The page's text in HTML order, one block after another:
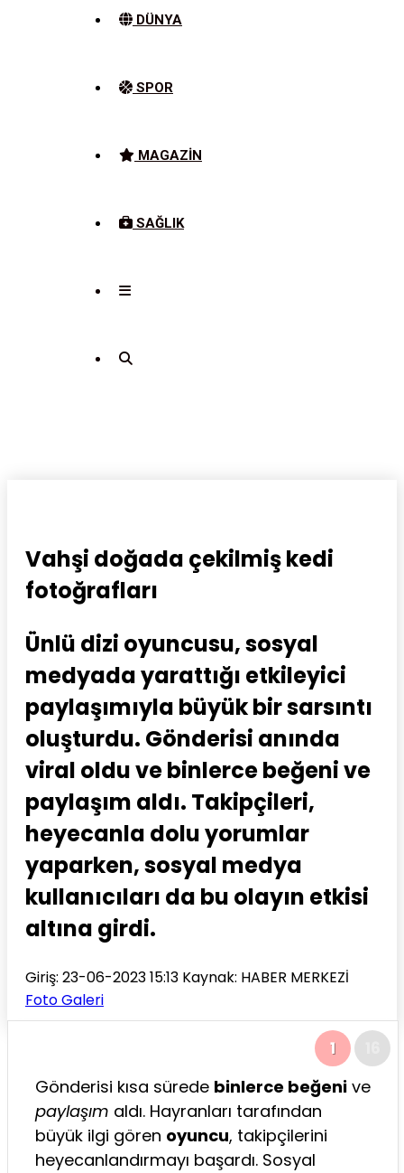
DÜNYA
SPOR
MAGAZIN
SAĞLIK
Vahşi doğada çekilmiş kedi
fotoğrafları
Ünlü dizi oyuncusu, sosyal
medyada yarattığı etkileyici
paylaşımıyla büyük bir sarsıntı
oluşturdu. Gönderisi anında
viral oldu ve binlerce beğeni ve
paylaşım aldı. Takipçileri,
heyecanla dolu yorumlar
yaparken, sosyal medya
kullanıcıları da bu olayın etkisi
altına girdi.
Giriş: 23-06-2023 15:13 Kaynak: HABER MERKEZİ
Foto Galeri
1
Gönderisi kısa sürede binlerce beğeni ve
paylaşım aldı. Hayranları tarafından
büyük ilgi gören oyuncu, takipçilerini
heyecanlandırmayı başardı. Sosyal